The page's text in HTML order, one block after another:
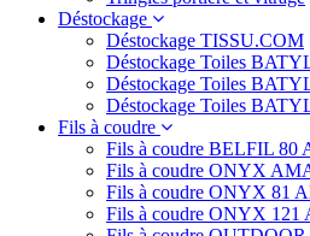
Déstockage
Déstockage TISSU.COM
Déstockage Toiles
Déstockage Toiles
Déstockage Toiles
Fils à coudre
Fils à coudre BELFIL 80
Fils à coudre ONYX
Fils à coudre ONYX 81
Fils à coudre ONYX